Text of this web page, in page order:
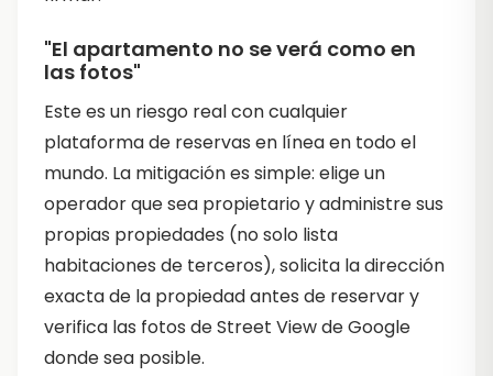
"El apartamento no se verá como en
las fotos"
Este es un riesgo real con cualquier
plataforma de reservas en línea en todo el
mundo. La mitigación es simple: elige un
operador que sea propietario y administre sus
propias propiedades (no solo lista
habitaciones de terceros), solicita la dirección
exacta de la propiedad antes de reservar y
verifica las fotos de Street View de Google
donde sea posible.